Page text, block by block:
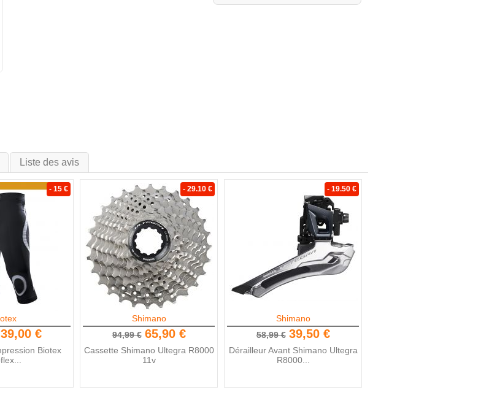
Liste des avis
- 15 €
39,00 €
Biotex
- 29.10 €
Shimano
94,99 € 65,90 €
Cassette Shimano Ultegra R8000
11v
- 19.50 €
Shimano
58,99 € 39,50 €
Dérailleur Avant Shimano Ultegra
R8000...